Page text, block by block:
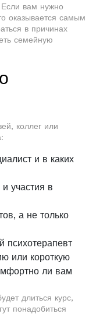
вам нужно
оказывается самым
в причинах
семейную
коллег или
и в каких
участия в
а не только
психотерапевт
или короткую
ли вам
длиться курс,
понадобиться